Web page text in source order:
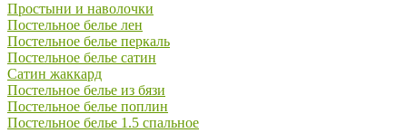
Простыни и наволочки
Постельное белье лен
Постельное белье перкаль
Постельное белье сатин
Сатин жаккард
Постельное белье из бязи
Постельное белье поплин
Постельное белье 1.5 спальное